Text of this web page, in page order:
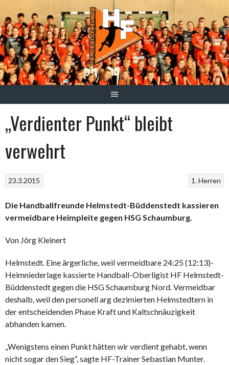
zum
Inhalt
„Verdienter Punkt“ bleibt
verwehrt
1. Herren
23.3.2015
Die Handballfreunde Helmstedt-Büddenstedt kassieren
vermeidbare Heimpleite gegen HSG Schaumburg.
Von Jörg Kleinert
Helmstedt. Eine ärgerliche, weil vermeidbare 24:25 (12:13)-
Heimniederlage kassierte Handball-Oberligist HF Helmstedt-
Büddenstedt gegen die HSG Schaumburg Nord. Vermeidbar
deshalb, weil den personell arg dezimierten Helmstedtern in
der entscheidenden Phase Kraft und Kaltschnäuzigkeit
abhanden kamen.
„Wenigstens einen Punkt hätten wir verdient gehabt, wenn
nicht sogar den Sieg“, sagte HF-Trainer Sebastian Munter.